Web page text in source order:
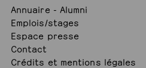
Annuaire - Alumni
Emplois/stages
Espace presse
Contact
Crédits et mentions légales